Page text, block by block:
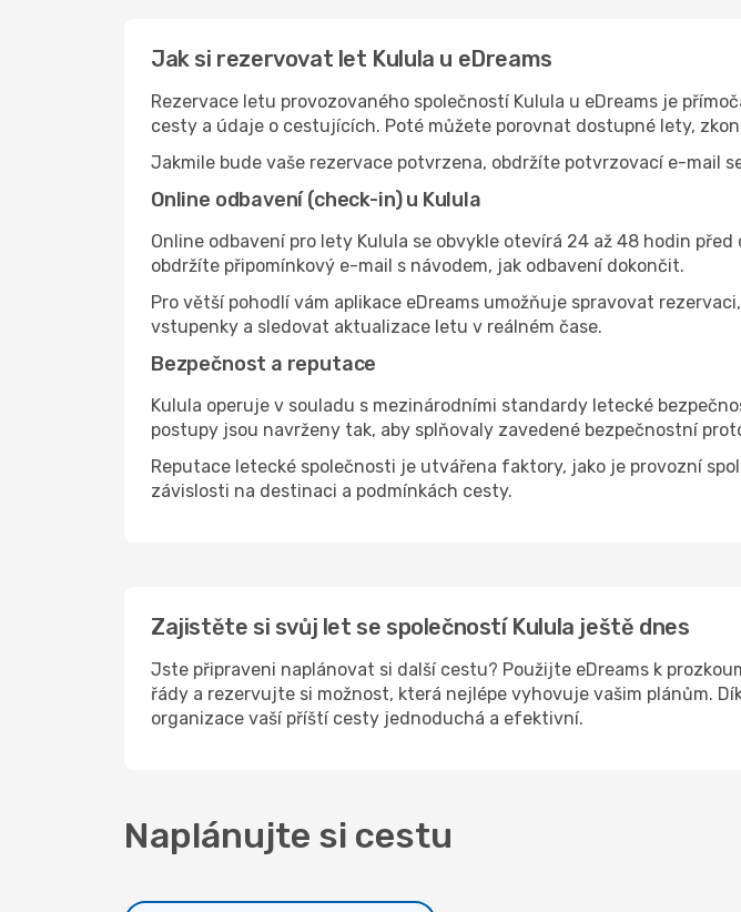
Jak si rezervovat let Kulula u eDreams
Rezervace letu provozovaného společností Kulula u eDreams je
cesty a údaje o cestujících. Poté můžete porovnat dostupné lety,
Jakmile bude vaše rezervace potvrzena, obdržíte potvrzovací e-mail
Online odbavení (check-in) u Kulula
Online odbavení pro lety Kulula se obvykle otevírá 24 až 48 hodin
obdržíte připomínkový e-mail s návodem, jak odbavení dokončit.
Pro větší pohodlí vám aplikace eDreams umožňuje spravovat
vstupenky a sledovat aktualizace letu v reálném čase.
Bezpečnost a reputace
Kulula operuje v souladu s mezinárodními standardy letecké
postupy jsou navrženy tak, aby splňovaly zavedené bezpečnostní
Reputace letecké společnosti je utvářena faktory, jako je provozní
závislosti na destinaci a podmínkách cesty.
Zajistěte si svůj let se společností Kulula ještě dnes
Jste připraveni naplánovat si další cestu? Použijte eDreams k
řády a rezervujte si možnost, která nejlépe vyhovuje vašim plánům.
organizace vaší příští cesty jednoduchá a efektivní.
Naplánujte si cestu